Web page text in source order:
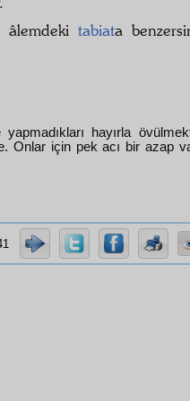
tabiata
hayırla
Onlar için pek acı bir azap